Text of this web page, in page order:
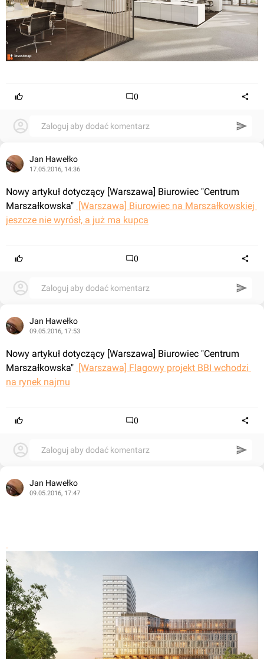
0
Zaloguj aby dodać komentarz
Jan Hawełko
17.05.2016, 14:36
Nowy artykuł dotyczący [Warszawa] Biurowiec "Centrum
Marszałkowska" [Warszawa] Biurowiec na Marszałkowskiej
jeszcze nie wyrósł, a już ma kupca
0
Zaloguj aby dodać komentarz
Jan Hawełko
09.05.2016, 17:53
Nowy artykuł dotyczący [Warszawa] Biurowiec "Centrum
Marszałkowska" [Warszawa] Flagowy projekt BBI wchodzi
na rynek najmu
0
Zaloguj aby dodać komentarz
Jan Hawełko
09.05.2016, 17:47